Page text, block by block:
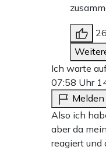
26
Ich warte
07:58 Uhr
Melden
Also ich
aber da
reagiert und